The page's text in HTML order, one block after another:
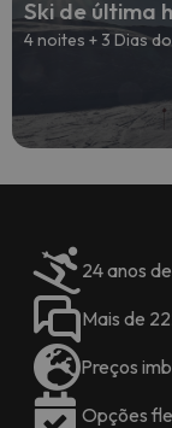
Ski de última
4 noites + 3 Dias
24 anos
Mais de
Preços
Opções